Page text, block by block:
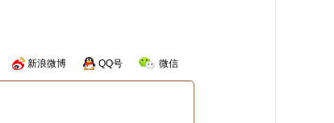
新浪微博 QQ号 微信